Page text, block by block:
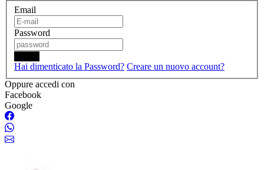
Email
Password
Hai dimenticato la Password? Creare un nuovo account?
Oppure accedi con
Facebook
Google